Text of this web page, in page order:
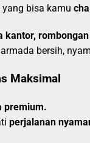
yang bisa kamu
kantor,
bersih,
Maksimal
premium.
perjalanan